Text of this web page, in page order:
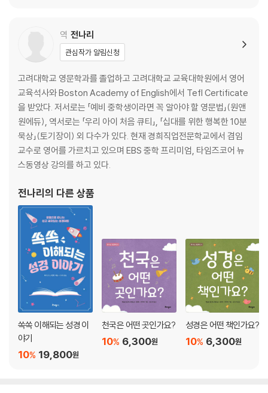
멋진 일들을 할 수 있나요 · 천국에서 우리는 몇 살로 살아가나요 · 천국에
서 우리는 아담처럼 발가벗고 있나요 · 천국에서 우리는 먹고 마실 수 있나
요 · 천국에서도 유혹에 빠져 잘못을 저지를 수 있나요 · 천국에서도 우리는
자유를 갖게 되나요 · 천국에서는 모든 사람들이 다 똑같은 상을 받게 되나
요 · 천국에서 우리는 모든 것을 다 알게 될까요 · 천국에서도 우리는 새로
운 걸 배울 수 있나요 · 천국에서도 잠을 자나요 · 천국에도 자기만의 공간
이 있나요
CHAPTER 7 천국에서 누구와 지내는지 궁금해요
천국에서 우리는 예수님 외에는 친구가 없나요 · 천국에도 가족이 있나요 ·
천국에서도 결혼을 하나요 · 사랑하는 친구가 지옥에 가면, 천국에서 슬퍼
지지 않을까요 · 원수 같은 친구도 천국에서 친하게 지낼 수 있나요 · 우리
는 지금과 같은 인종, 국적을 가진 채 살아가나요 · 우리는 어느 나라 말로
대화를 하나요
CHAPTER 8 천국에서도 동물들과 함께 지낼 수 있는지 궁금해요
하나님은 새 땅에서 동물들에 대한 계획도 갖고 계시나요 · 새 땅에서 예전
에 길렀던 애완동물들도 만날 수 있나요 · 새 땅에는 멸종한 동물들도 있을
까요 · 동물들과 대화를 할 수 있을까요
CHAPTER 9 천국에서 어떻게 지낼지 궁금해요
역 전나리
관심작가 알림신청
고려대학교 영문학과를 졸업하고 고려대학교 교육대학원에서 영어
교육석사와 Boston Academy of English에서 Tefl Certificate
을 받았다. 저서로는 「예비 중학생이라면 꼭 알아야 할 영문법」(원앤
원에듀), 역서로는 「우리 아이 처음 큐티」, 「십대를 위한 행복한 10분
묵상」(토기장이) 외 다수가 있다. 현재 경희직업전문학교에서 겸임
교수로 영어를 가르치고 있으며 EBS 중학 프리미엄, 타임즈코어 뉴
스동영상 강의를 하고 있다.
전나리 의 다른 상품
쏙쏙 이해되는 성경 이
야기
19,800원
10%
천국은 어떤 곳인가요?
6,300원
10%
성경은 어떤 책인가요?
6,300원
10%